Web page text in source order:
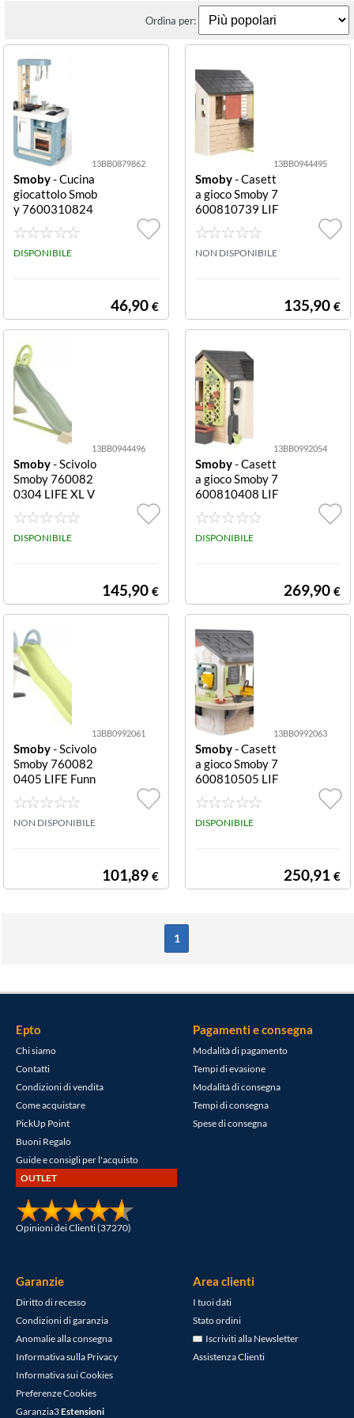
Ordina per:
13BB0879862
Smoby- Cucina
giocattolo Smob
y 7600310824
Bon Appetit con
accessori Bianc
o e Bon Appetit
DISPONIBILE
46,90 €
13BB0944495
Smoby- Casett
a gioco Smoby 7
600810739 LIF
E Natura Natur
a
NON DISPONIBILE
135,90 €
13BB0944496
Smoby- Scivolo
Smoby 760082
0304 LIFE XL V
erde XL
DISPONIBILE
145,90 €
13BB0992054
Smoby- Casett
a gioco Smoby 7
600810408 LIF
E Garden House
Garden House
DISPONIBILE
269,90 €
13BB0992061
Smoby- Scivolo
Smoby 760082
0405 LIFE Funn
y Verde Funny
NON DISPONIBILE
101,89 €
13BB0992063
Smoby- Casett
a gioco Smoby 7
600810505 LIF
E Mud Cooking
House Mud Coo
king House
DISPONIBILE
250,91 €
1
Epto
Chi siamo
Contatti
Condizioni di vendita
Come acquistare
PickUp Point
Buoni Regalo
Guide e consigli per l'acquisto
OUTLET
Opinioni dei Clienti (37270)
Pagamenti e consegna
Modalità di pagamento
Tempi di evasione
Modalità di consegna
Tempi di consegna
Spese di consegna
Garanzie
Diritto di recesso
Condizioni di garanzia
Anomalie alla consegna
Informativa sulla Privacy
Informativa sui Cookies
Preferenze Cookies
Garanzia3Estensioni
Area clienti
I tuoi dati
Stato ordini
Iscriviti alla Newsletter
Assistenza Clienti